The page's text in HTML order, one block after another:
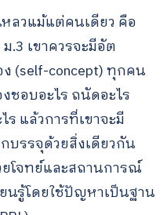
หลวแม้แต่คนเดียว คือ
.3 เขาควรจะมีอัต
(self-concept) ทุกคน
ชอบอะไร ถนัดอะไร
ร แล้วการที่เขาจะมี
บรรจุด้วยสิ่งเดียวกัน
โจทย์และสถานการณ์
นรู้โดยใช้ปัญหาเป็นฐาน